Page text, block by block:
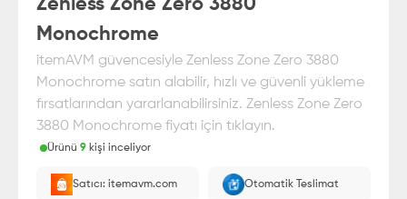
Zenless Zone Zero 3880
Monochrome
itemAVM güvencesiyle Zenless Zone Zero 3880
Monochrome satın alabilir, hızlı ve güvenli yükleme
fırsatlarından yararlanabilirsiniz. Zenless Zone Zero
3880 Monochrome fiyatı için tıklayın.
Ürünü 9 kişi inceliyor
Oyuncu ID'nize yüklenir.
Satıcı: itemavm.com Otomatik Teslimat